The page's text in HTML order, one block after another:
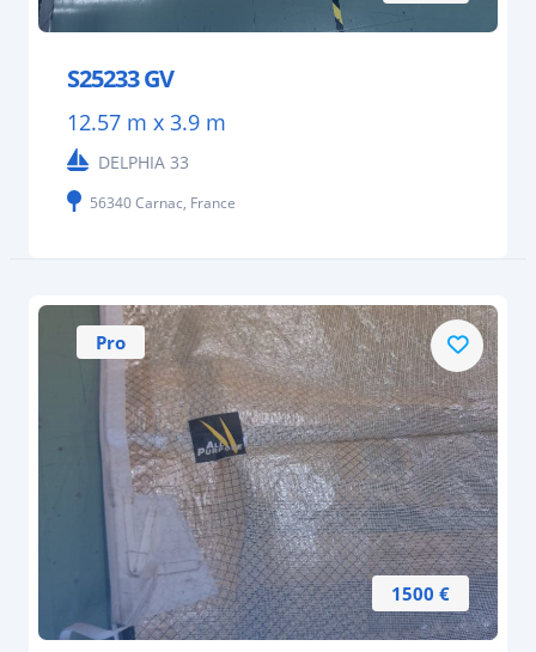
S25233 GV
12.57 m x 3.9 m
DELPHIA 33
56340 Carnac, France
1500 €
Pro